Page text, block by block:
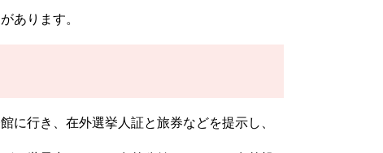
あります。
に行き、在外選挙人証と旅券などを提示し、